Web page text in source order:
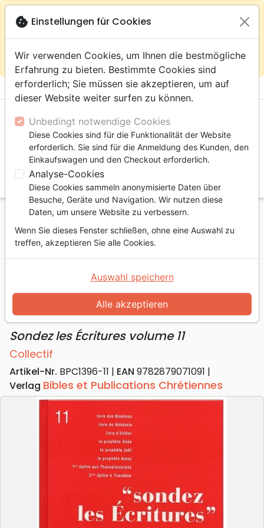
Auf der Webseite Europa bleiben close
warningGemäß
Ihrem
Einkauf im ShopDas Haus der Bibel Schweiz
menu shopping_cart
Suche
Startseite Bücher Andachten
Serien
Néhémie, Esther, Nombres, Osée, Joël, Amos, 1
Thessaloniciens, 2 Timothée - Sondez les Écritures
volume 11
Néhémie, Esther, Nombres, Osée,
Joël, Amos, 1 Thessaloniciens, 2
Timothée
Sondez les Écritures volume 11
Collectif
Artikel-Nr. BPC1396-11 EAN 9782879071091
Verlag Bibles et Publications Chrétiennes
cookie Einstellungen für Cookies
Wir verwenden Cookies, um Ihnen die bestmögliche
Erfahrung zu bieten. Bestimmte Cookies sind
erforderlich; Sie müssen sie akzeptieren, um auf
dieser Website weiter surfen zu können.
Unbedingt notwendige Cookies
Diese Cookies sind für die Funktionalität der Website
erforderlich. Sie sind für die Anmeldung des Kunden, den
Einkaufswagen und den Checkout erforderlich.
Analyse-Cookies
Diese Cookies sammeln anonymisierte Daten über
Besuche, Geräte und Navigation. Wir nutzen diese
Daten, um unsere Website zu verbessern.
Wenn Sie dieses Fenster schließen, ohne eine Auswahl zu
treffen, akzeptieren Sie alle Cookies.
Alle akzeptieren
Auswahl speichern